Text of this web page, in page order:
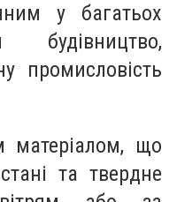
у багатьох
будівництво,
промисловість
матеріалом, що
та твердне